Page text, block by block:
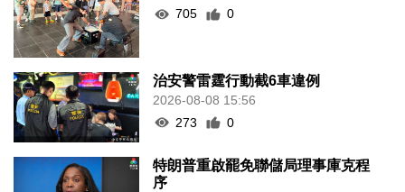
705
0
治安警雷霆行動截6車違例
2026-08-08 15:56
273
0
特朗普重啟罷免聯儲局理事庫克程
序